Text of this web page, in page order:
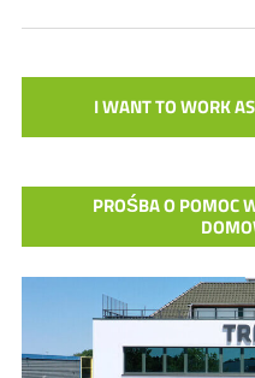
I WANT TO WORK
PROŚBA O POMOC